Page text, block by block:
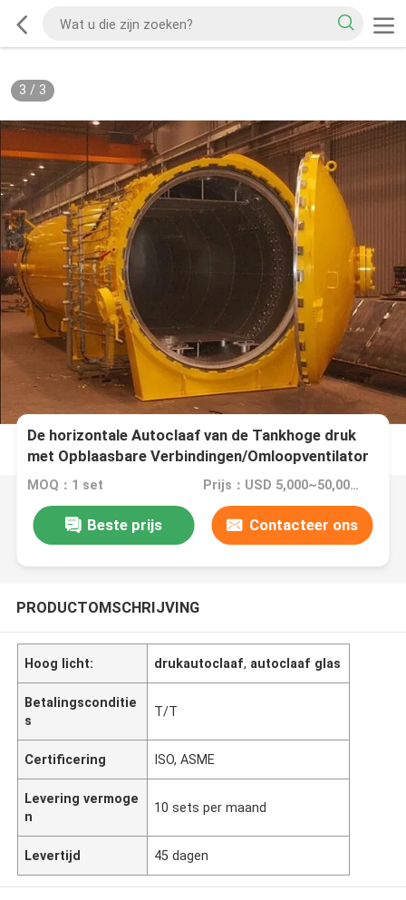
3 / 3
De horizontale Autoclaaf van de Tankhoge druk
met Opblaasbare Verbindingen/Omloopventilator
en Nauwkeurig Temperatuurcontrolemechanisme
MOQ：1 set Prijs：USD 5,000~50,000 set
Beste prijs Contacteer ons
PRODUCTOMSCHRIJVING
Hoog licht: drukautoclaaf, autoclaaf glas
Betalingsconditie
s
T/T
Certificering ISO, ASME
Levering vermoge
n
10 sets per maand
Levertijd 45 dagen